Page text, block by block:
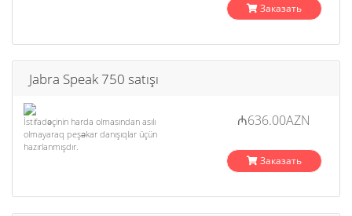
Заказать
Jabra Speak 750 satışı
İstifadəçinin harda olmasından asılı
olmayaraq peşəkar danışıqlar üçün
hazırlanmışdır.
₼636.00AZN
Заказать